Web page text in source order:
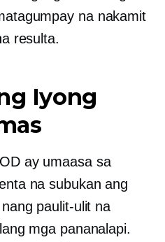
na nakamit
resulta.
Iyong
ay umaasa sa
na subukan ang
paulit-ulit na
mga pananalapi.